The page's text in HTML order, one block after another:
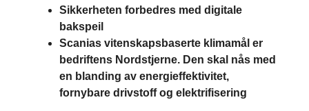
Sikkerheten forbedres med digitale
bakspeil
Scanias vitenskapsbaserte klimamål er
bedriftens Nordstjerne. Den skal nås med
en blanding av energieffektivitet,
fornybare drivstoff og elektrifisering